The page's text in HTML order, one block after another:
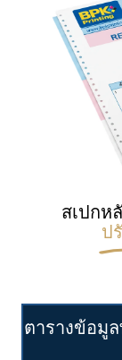
สเปกห
ป
ตารางข้อมู